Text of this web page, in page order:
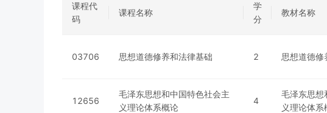
课程代
码
课程名称
学
分
教材名称
03706 思想道德修养和法律基础 2 思想道德修
12656
毛泽东思想和中国特色社会主
义理论体系概论
4
毛泽东思想
义理论体系